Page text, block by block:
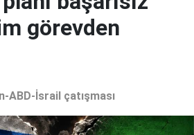
görevden
ABD-İsrail çatışması